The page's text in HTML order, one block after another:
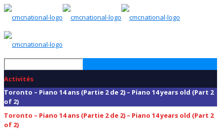
Activités
Toronto – Piano 14 ans (Partie 2 de 2) – Piano 14 years old (Part 2
of 2)
Toronto – Piano 14 ans (Partie 2 de 2) – Piano 14 years old (Part 2
of 2)